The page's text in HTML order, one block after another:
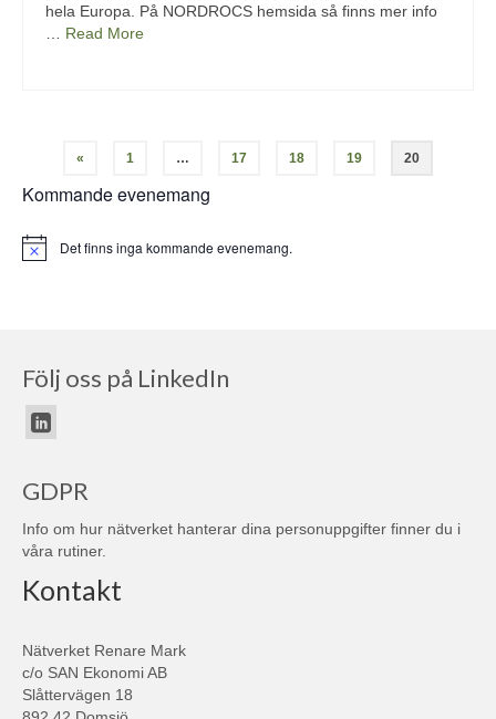
hela Europa. På NORDROCS hemsida så finns mer info
Read More
« 1 … 17 18 19 20
Kommande evenemang
Notis Det finns inga kommande evenemang.
Följ oss på LinkedIn
GDPR
Info om hur nätverket hanterar dina personuppgifter finner du i
våra rutiner.
Kontakt
Nätverket Renare Mark
c/o SAN Ekonomi AB
Slåttervägen 18